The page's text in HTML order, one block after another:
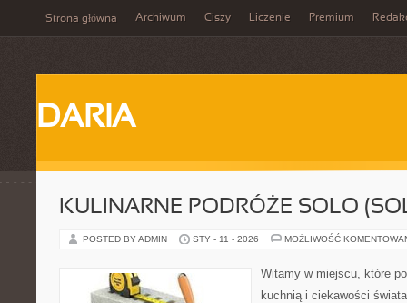
Strona główna Archiwum Ciszy Liczenie Premium
DARIA
KULINARNE PODRÓŻE SOLO
POSTED BY ADMIN STY - 11 - 2026 MOŻLIWOŚĆ
Witamy w miejscu, które
kuchnią i ciekawości